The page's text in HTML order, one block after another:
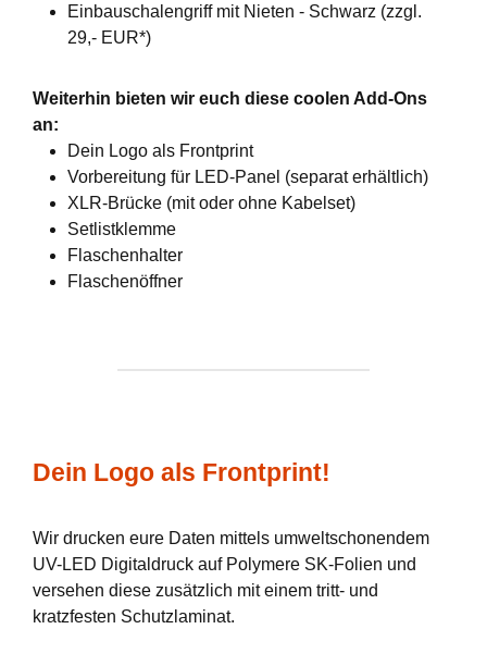
Einbauschalengriff mit Nieten - Schwarz (zzgl.
29,- EUR*)
Weiterhin bieten wir euch diese coolen Add-Ons
an:
Dein Logo als Frontprint
Vorbereitung für LED-Panel (separat erhältlich)
XLR-Brücke (mit oder ohne Kabelset)
Setlistklemme
Flaschenhalter
Flaschenöffner
Dein Logo als Frontprint!
Wir drucken eure Daten mittels umweltschonendem
UV-LED Digitaldruck auf Polymere SK-Folien und
versehen diese zusätzlich mit einem tritt- und
kratzfesten Schutzlaminat.